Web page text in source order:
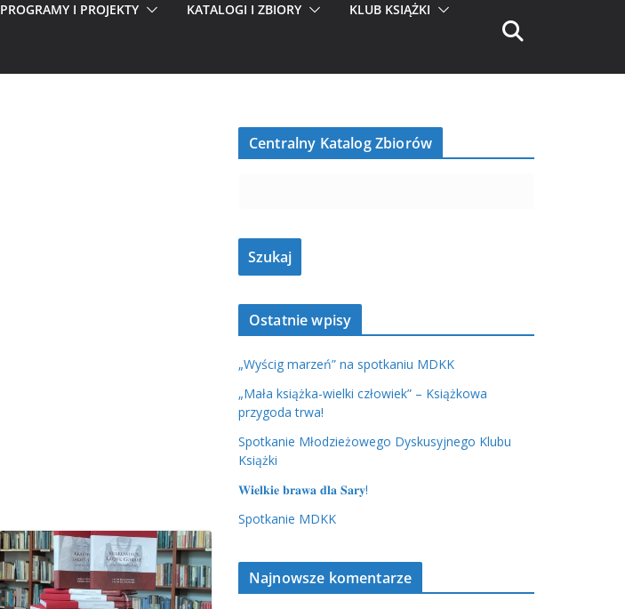
PROGRAMY I PROJEKTY KATALOGI I ZBIORY KLUB KSIĄŻKI
Centralny Katalog Zbiorów
Ostatnie wpisy
„Wyścig marzeń” na spotkaniu MDKK
„Mała książka-wielki człowiek” – Książkowa
przygoda trwa!
Spotkanie Młodzieżowego Dyskusyjnego Klubu
Książki
𝐖𝐢𝐞𝐥𝐤𝐢𝐞 𝐛𝐫𝐚𝐰𝐚 𝐝𝐥𝐚 𝐒𝐚𝐫𝐲!
Spotkanie MDKK
Najnowsze komentarze